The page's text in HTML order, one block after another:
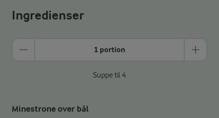
Ingredienser
1 portion
Suppe til 4
Minestrone over bål